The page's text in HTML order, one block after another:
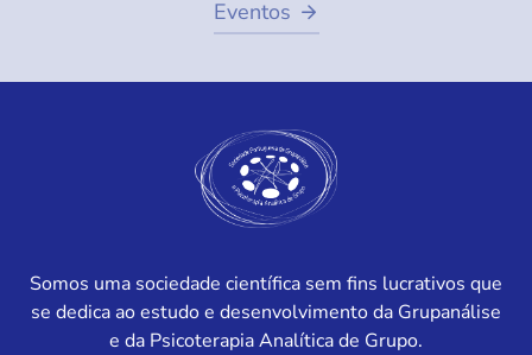
Eventos
Somos uma sociedade científica sem fins lucrativos que
se dedica ao estudo e desenvolvimento da Grupanálise
e da Psicoterapia Analítica de Grupo.